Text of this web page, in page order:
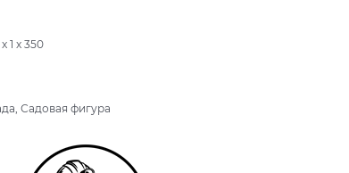
x1 x350
Садовая фигура